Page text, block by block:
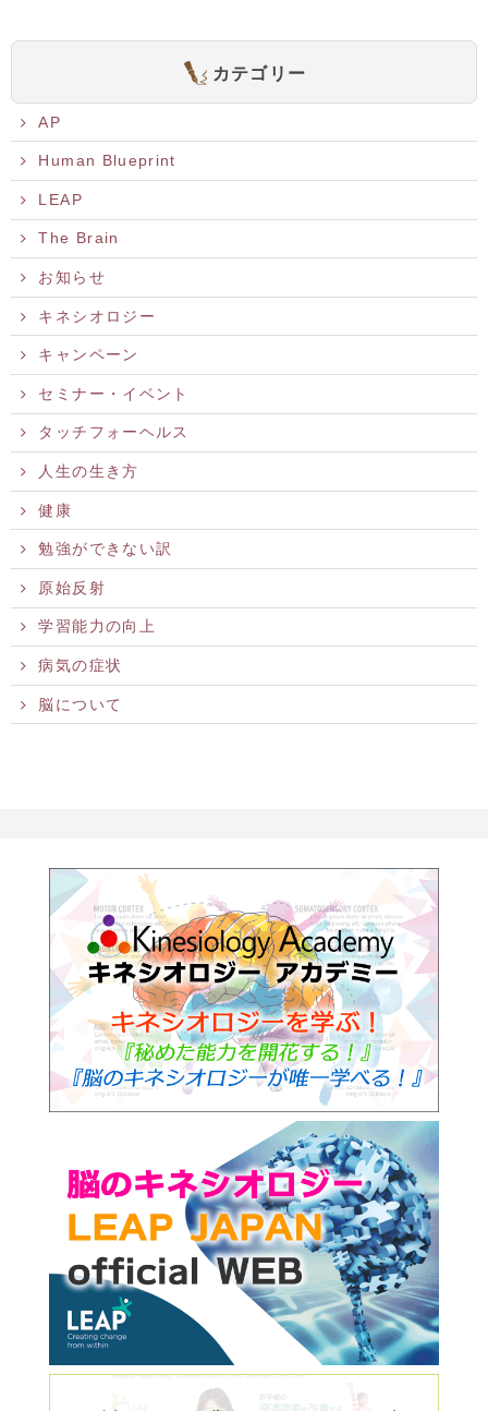
カテゴリー
AP
Human Blueprint
LEAP
The Brain
お知らせ
キネシオロジー
キャンペーン
セミナー・イベント
タッチフォーヘルス
人生の生き方
健康
勉強ができない訳
原始反射
学習能力の向上
病気の症状
脳について